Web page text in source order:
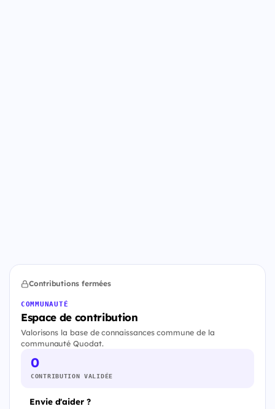
Contributions fermées
COMMUNAUTÉ
Espace de contribution
Valorisons la base de connaissances commune de la
communauté Quodat.
0
CONTRIBUTION VALIDÉE
Envie d'aider ?